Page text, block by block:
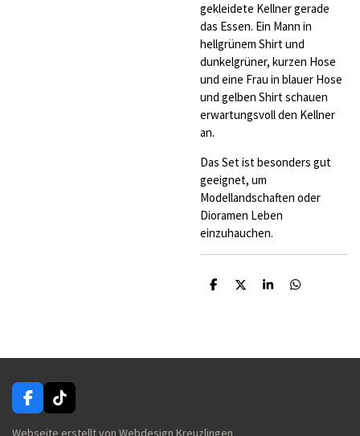
gekleidete Kellner gerade
das Essen. Ein Mann in
hellgrünem Shirt und
dunkelgrüner, kurzen Hose
und eine Frau in blauer Hose
und gelben Shirt schauen
erwartungsvoll den Kellner
an.
Das Set ist besonders gut
geeignet, um
Modellandschaften oder
Dioramen Leben
einzuhauchen.
T
T
T
T
F
a
c
T
i
k
Webseite erstellt von Webdesign Kreuzlingen